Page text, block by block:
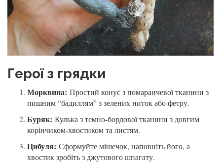
Герої з грядки
Морквина: Простий конус з помаранчевої тканини з
пишним “бадиллям” з зелених ниток або фетру.
Буряк: Кулька з темно-бордової тканини з довгим
корінчиком-хвостиком та листям.
Цибуля: Сформуйте мішечок, наповніть його, а
хвостик зробіть з джутового шпагату.